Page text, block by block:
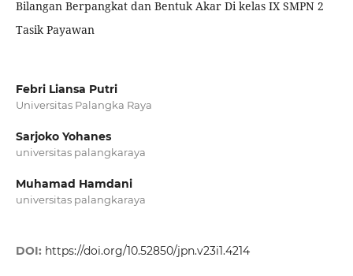
Bilangan Berpangkat dan Bentuk Akar Di kelas IX SMPN 2
Tasik Payawan
Febri Liansa Putri
Universitas Palangka Raya
Sarjoko Yohanes
universitas palangkaraya
Muhamad Hamdani
universitas palangkaraya
DOI: https://doi.org/10.52850/jpn.v23i1.4214